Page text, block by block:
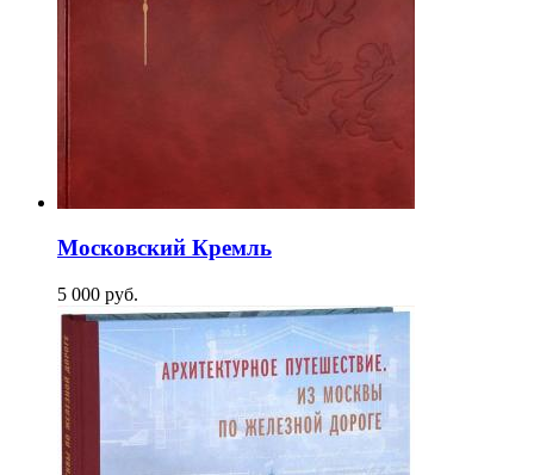
Московский Кремль
5 000 pуб.